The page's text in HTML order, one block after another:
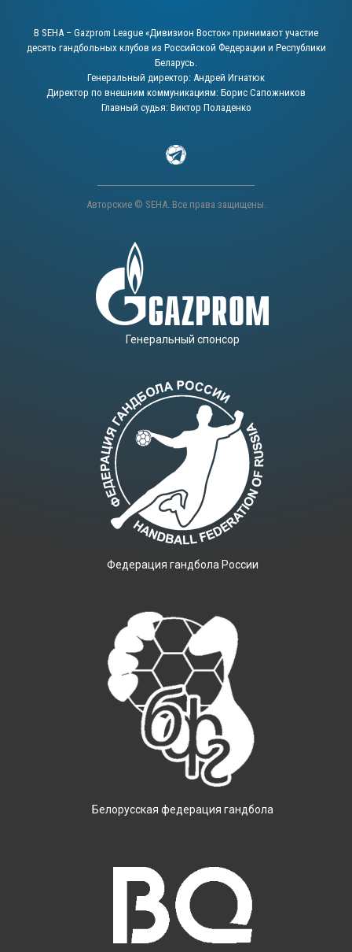
В SEHA – Gazprom League «Дивизион Восток» принимают участие
десять гандбольных клубов из Российской Федерации и Республики
Беларусь.
Генеральный директор: Андрей Игнатюк
Директор по внешним коммуникациям: Борис Сапожников
Главный судья: Виктор Поладенко
Авторские © SEHA. Все права защищены.
Генеральный спонсор
Фeдерация гандбола России
Белорусская федерация гандбола